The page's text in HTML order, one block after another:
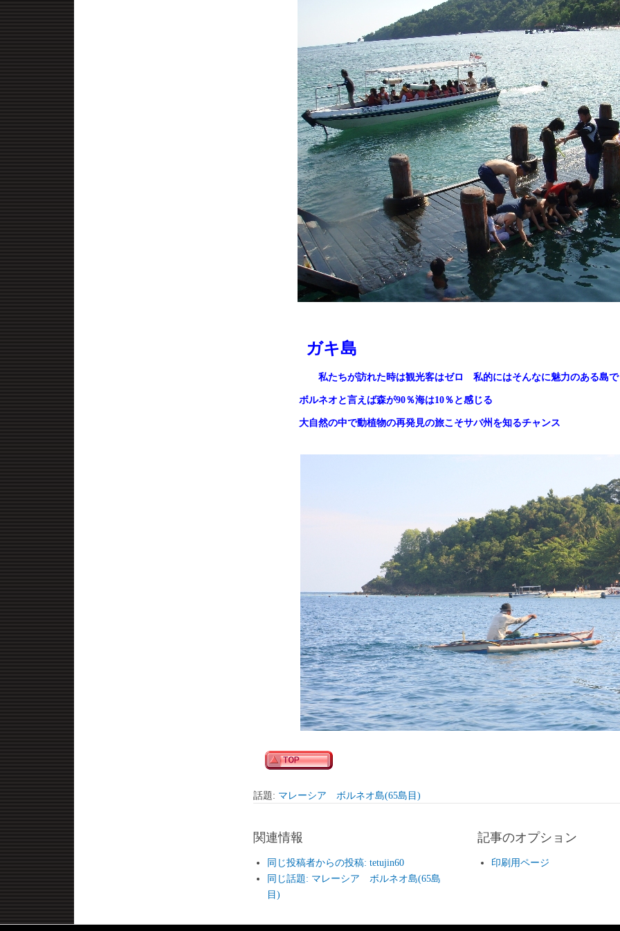
ガキ島
私たちが訪れた時は観光客はゼロ 私的にはそんなに魅力のある島で
ボルネオと言えば森が90％海は10％と感じる
大自然の中で動植物の再発見の旅こそサバ州を知るチャンス
話題: マレーシア ボルネオ島(65島目)
関連情報
同じ投稿者からの投稿: tetujin60
同じ話題: マレーシア ボルネオ島(65島
目)
記事のオプション
印刷用ページ